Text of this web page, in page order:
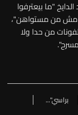
"ما بيعترفوا
مش من مستواهن"،
من حدا ولا
براسي"...